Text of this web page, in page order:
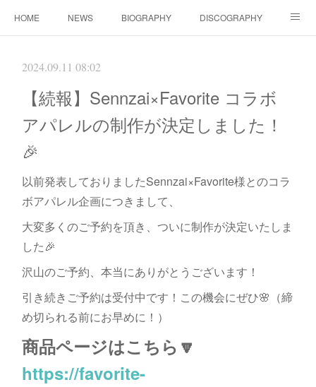
HOME NEWS BIOGRAPHY DISCOGRAPHY
2024.09.11 08:02
【続報】Sennzai×Favorite コラボ
アパレルの制作が決定しました！
🎉
以前発表しておりましたSennzai×Favorite様とのコラ
ボアパレル企画につきまして、
大変多くのご予約を頂き、ついに制作が決定いたしま
した🎉
沢山のご予約、本当にありがとうございます！
引き続きご予約は受付中です！この機会にぜひ🌸（締
め切られる前にお早めに！）
商品ページはこちら🔽
https://favorite-